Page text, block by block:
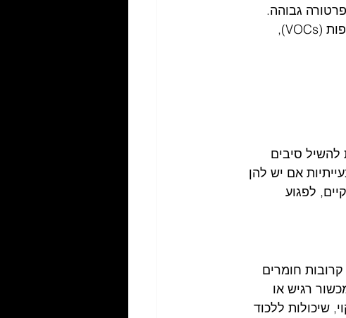
גבוהה.
- חלק מסרטי ההדבקה והתוויות פולט תרכובות אורגניות נדיפות (VOCs),
להשיל סיבים
אם יש להן
לפגוע
חומרים
רגיש או
שיכולות ללכוד